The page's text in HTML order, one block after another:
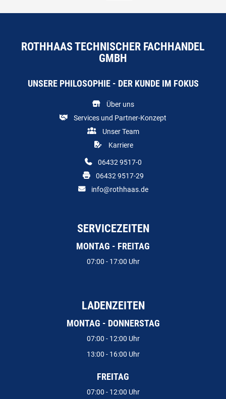
ROTHHAAS TECHNISCHER FACHHANDEL
GMBH
UNSERE PHILOSOPHIE - DER KUNDE IM FOKUS
Über uns
Services und Partner-Konzept
Unser Team
Karriere
06432 9517-0
06432 9517-29
info@rothhaas.de
SERVICEZEITEN
MONTAG - FREITAG
07:00 - 17:00 Uhr
LADENZEITEN
MONTAG - DONNERSTAG
07:00 - 12:00 Uhr
13:00 - 16:00 Uhr
FREITAG
07:00 - 12:00 Uhr